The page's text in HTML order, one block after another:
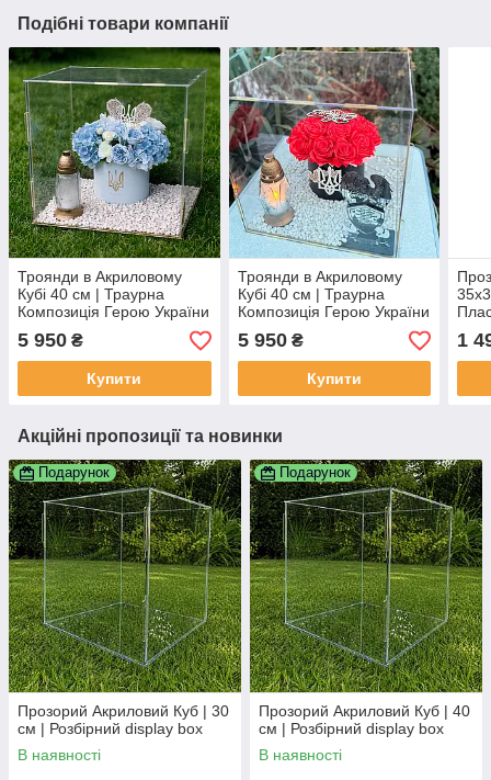
Подібні товари компанії
Троянди в Акриловому
Кубі 40 см | Траурна
Композиція Герою України
5 950 ₴
Купити
Троянди в Акриловому
Кубі 40 см | Траурна
Композиція Герою України
5 950₴
Купити
1
Акційні пропозиції та новинки
Подарунок
Прозорий Акриловий Куб | 30
см | Розбірний display box
В наявності
Подарунок
Прозорий Акриловий Куб | 40
см | Розбірний display box
В наявності